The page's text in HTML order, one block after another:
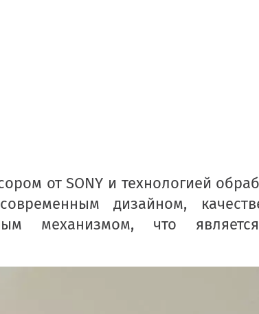
от SONY и технологией
дизайном,
механизмом, что